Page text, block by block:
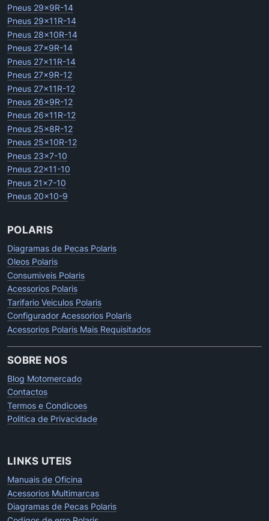
Pneus 29x9R-14
Pneus 29x11R-14
Pneus 28x10R-14
Pneus 27x9R-14
Pneus 27x11R-14
Pneus 27x9R-12
Pneus 27x11R-12
Pneus 26x9R-12
Pneus 26x11R-12
Pneus 25x8R-12
Pneus 25x10R-12
Pneus 23x7-10
Pneus 22x11-10
Pneus 21x7-10
Pneus 20x10-9
POLARIS
Diagramas de Pecas Polaris
Oleos Polaris
Consumiveis Polaris
Acessorios Polaris
Tarifario Veiculos Polaris
Configurador Acessorios Polaris
Acessorios Polaris Mais Requisitados
SOBRE NOS
Blog Motomercado
Contactos
Termos e Condicoes
Politica de Privacidade
LINKS UTEIS
Manuais de Oficina
Acessorios Multimarcas
Diagramas de Pecas Polaris